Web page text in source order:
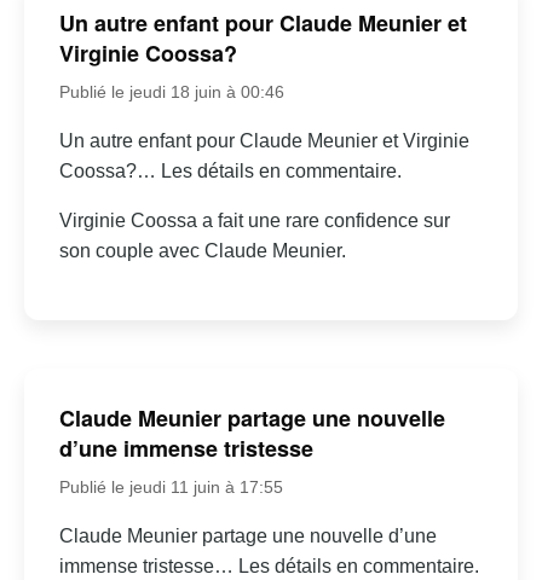
Un autre enfant pour Claude Meunier et
Virginie Coossa?
Publié le jeudi 18 juin à 00:46
Un autre enfant pour Claude Meunier et Virginie
Coossa?… Les détails en commentaire.
Virginie Coossa a fait une rare confidence sur
son couple avec Claude Meunier.
Claude Meunier partage une nouvelle
d’une immense tristesse
Publié le jeudi 11 juin à 17:55
Claude Meunier partage une nouvelle d’une
immense tristesse… Les détails en commentaire.